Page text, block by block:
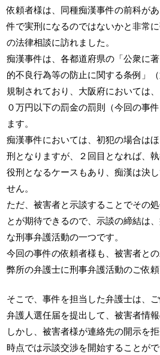
依頼者様は、同種痴漢事件の前科が
件で実刑になるのではないかと非常
の法律相談に訪れました。
痴漢事件は、各都道府県の「公衆に
的不良行為等の防止に関する条例」
規制されており、大阪府においては
０万円以下の罰金の罰則（今回の事
ます。
痴漢事件においては、初犯の場合は
刑となりますが、２回目となれば、
役刑となるケースもあり、痴漢は決
せん。
ただ、被害者と示談することでその
とが期待できるので、示談の締結は
な刑事弁護活動の一つです。
今回の事件の依頼者様も、被害者との
弊所の弁護士に刑事弁護活動のご依頼
そこで、事件を担当した弁護士は、
弁護人選任届を提出して、被害者情報
しかし、被害者様が連絡先の開示を
時点では示談交渉を開始することがで